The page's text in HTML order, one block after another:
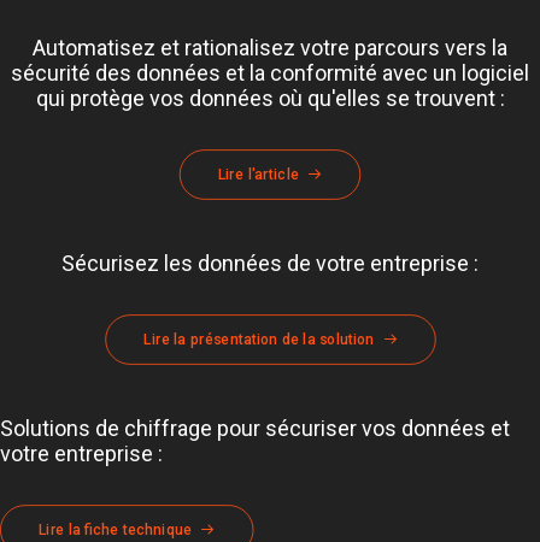
Automatisez et rationalisez votre parcours vers la
sécurité des données et la conformité avec un logiciel
qui protège vos données où qu'elles se trouvent :
Lire l'article
Sécurisez les données de votre entreprise :
Lire la présentation de la solution
Solutions de chiffrage pour sécuriser vos données et
votre entreprise :
Lire la fiche technique